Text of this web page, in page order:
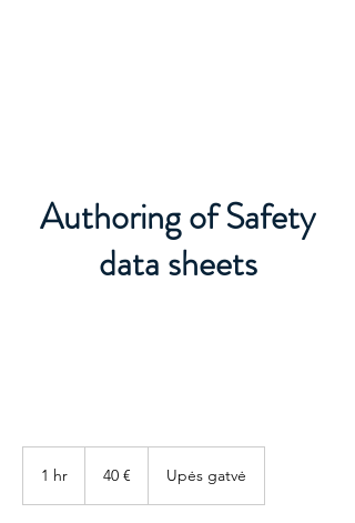
Authoring of Safety
data sheets
1 hr 40 € Upės gatvė